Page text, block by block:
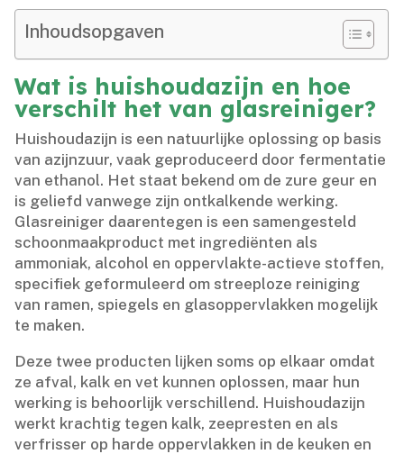
Inhoudsopgaven
Wat is huishoudazijn en hoe
verschilt het van glasreiniger?
Huishoudazijn is een natuurlijke oplossing op basis
van azijnzuur, vaak geproduceerd door fermentatie
van ethanol.​ Het staat bekend om de zure geur en
is geliefd vanwege zijn ontkalkende werking.​
Glasreiniger daarentegen is een samengesteld
schoonmaakproduct met ingrediënten als
ammoniak, alcohol en oppervlakte-actieve stoffen,
specifiek geformuleerd om streeploze reiniging
van ramen, spiegels en glasoppervlakken mogelijk
te maken.​
Deze twee producten lijken soms op elkaar omdat
ze afval, kalk en vet kunnen oplossen, maar hun
werking is behoorlijk verschillend.​ Huishoudazijn
werkt krachtig tegen kalk, zeepresten en als
verfrisser op harde oppervlakken in de keuken en